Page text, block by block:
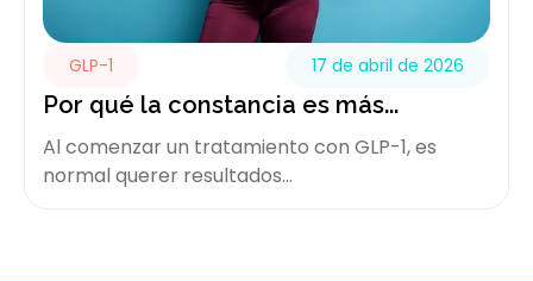
GLP-1 17 de abril de 2026
Por qué la constancia es más...
Al comenzar un tratamiento con GLP-1, es
normal querer resultados...